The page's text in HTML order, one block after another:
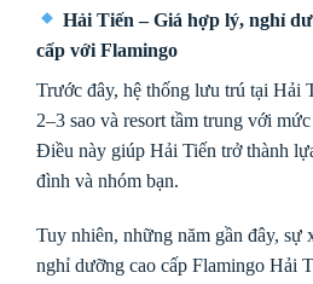
Hải Tiến – Giá hợp lý, nghỉ
cấp với Flamingo
Trước đây, hệ thống lưu trú tại Hải
2–3 sao và resort tầm trung với
Điều này giúp Hải Tiến trở thành
đình và nhóm bạn.
Tuy nhiên, những năm gần đây, sự
nghỉ dưỡng cao cấp Flamingo Hải